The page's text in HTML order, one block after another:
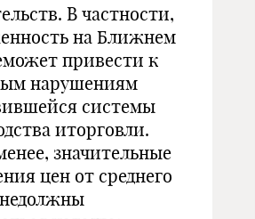
В частности,
на Ближнем
привести к
нарушениям
системы
иторговли.
значительные
цен от среднего